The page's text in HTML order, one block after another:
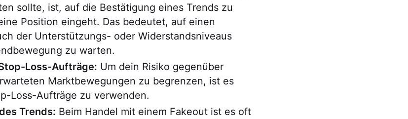
sollte, ist, auf die Bestätigung eines Trends zu
Position eingeht. Das bedeutet, auf einen
der Unterstützungs- oder Widerstandsniveaus
zu warten.
Loss-Aufträge: Um dein Risiko gegenüber
Marktbewegungen zu begrenzen, ist es
Loss-Aufträge zu verwenden.
Trends: Beim Handel mit einem Fakeout ist es oft